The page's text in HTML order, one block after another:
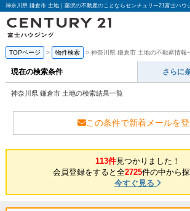
神奈川県 鎌倉市 土地｜藤沢の不動産のことならセンチュリー21富士ハウ
TOPページ 物件検索 神奈川県 鎌倉市 土地の不動産情報
現在の検索条件 さらに
神奈川県 鎌倉市 土地の検索結果一覧
この条件で新着メールを
113件見つかりました！
会員登録をすると全2725件の中から探
今すぐ見る